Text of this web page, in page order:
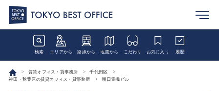
検索 エリアから 路線から 地図から こだわり お気に入り 履歴
賃貸オフィス・貸事務所
千代田区
神田・秋葉原の賃貸オフィス・貸事務所
朝日電機ビル